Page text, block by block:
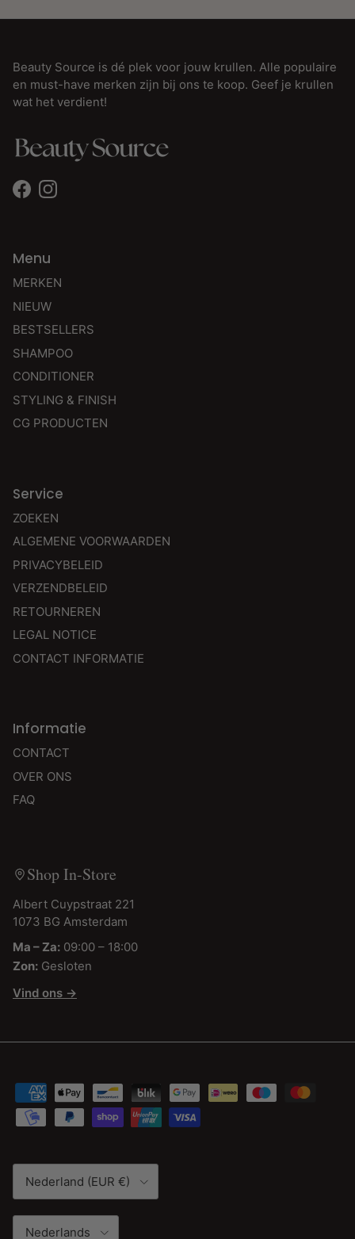
Beauty Source is dé plek voor jouw krullen. Alle populaire
en must-have merken zijn bij ons te koop. Geef je krullen
wat het verdient!
FacebookInstagram
Menu
MERKEN
NIEUW
BESTSELLERS
SHAMPOO
CONDITIONER
STYLING & FINISH
CG PRODUCTEN
Service
ZOEKEN
ALGEMENE VOORWAARDEN
PRIVACYBELEID
VERZENDBELEID
RETOURNEREN
LEGAL NOTICE
CONTACT INFORMATIE
Informatie
CONTACT
OVER ONS
FAQ
Shop In-Store
Albert Cuypstraat 221
1073 BG Amsterdam
Ma – Za: 09:00 – 18:00
Zon: Gesloten
Vind ons →
Land/Regio
Nederland (EUR €)
Taal
Nederlands